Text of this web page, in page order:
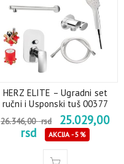
HERZ ELITE – Ugradni set
ručni i Usponski tuš 00377
26.346,00rsd
25.029,00
rsd
AKCIJA - 5%